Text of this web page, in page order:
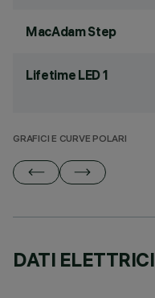
MacAdam Step
Lifetime LED 1
GRAFICI E CURVE POLARI
DATI ELETTRICI